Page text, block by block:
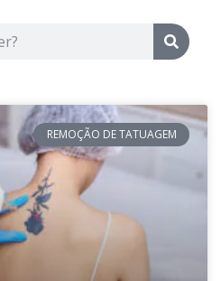
REMOÇÃO DE TATUAGEM